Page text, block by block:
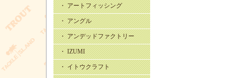
・ アートフィッシング
・ アングル
・ アンデッドファクトリー
・ IZUMI
・ イトウクラフト